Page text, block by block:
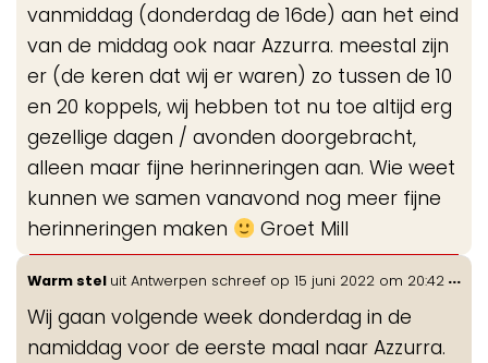
vanmiddag (donderdag de 16de) aan het eind
van de middag ook naar Azzurra. meestal zijn
er (de keren dat wij er waren) zo tussen de 10
en 20 koppels, wij hebben tot nu toe altijd erg
gezellige dagen / avonden doorgebracht,
alleen maar fijne herinneringen aan. Wie weet
kunnen we samen vanavond nog meer fijne
herinneringen maken
Groet Mill
Warm stel uit Antwerpen schreef op 15 juni 2022 om 20:42
Wij gaan volgende week donderdag in de
namiddag voor de eerste maal naar Azzurra.
...